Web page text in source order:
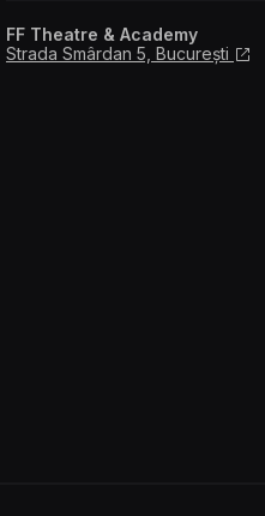
FF Theatre & Academy
Strada Smârdan 5, București